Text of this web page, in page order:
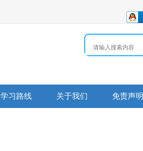
学习路线 关于我们 免责声明